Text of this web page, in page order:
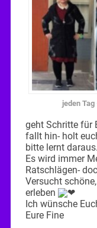
jeden
geht Schritte für
fallt hin- holt
bitte lernt daraus.
Es wird immer
Ratschlägen-
Versucht
erleben
Ich wünsche
Eure Fine